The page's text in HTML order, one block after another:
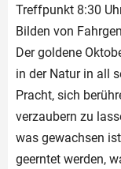
Treffpunkt 8:30
Bilden von
Der goldene
in der Natur in all
Pracht, sich
verzaubern zu
was gewachsen
geerntet werden,